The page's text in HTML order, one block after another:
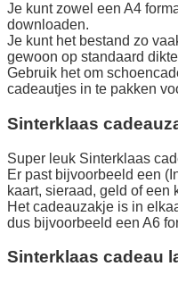
Je kunt zowel een A4
downloaden.
Je kunt het bestand zo
gewoon op standaard
Gebruik het om
cadeautjes in te pakken
Sinterklaas
Super leuk Sinterklaas
Er past bijvoorbeeld een
kaart, sieraad, geld of een
Het cadeauzakje is in
dus bijvoorbeeld een A6
Sinterklaas cadeau